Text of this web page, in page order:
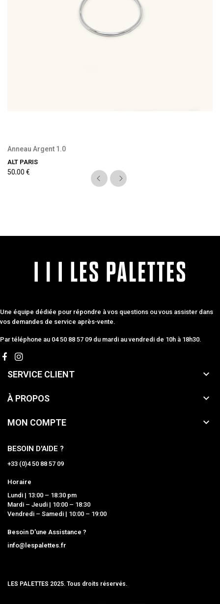
Anneau Argent 1.0
ALT PARIS
50,00 €
Une équipe dédiée pour répondre à vos questions ou vous assister dans
vos demandes de service après-vente.
Par téléphone au 04 50 88 57 09 du mardi au vendredi de 10h à 18h30.
SERVICE CLIENT 
À PROPOS 
MON COMPTE 
BESOIN D'AIDE ?
+33 (0)4 50 88 57 09
Horaire
Lundi | 13:00 – 18:30 pm
Mardi – Jeudi | 10:00 – 18:30
Vendredi – Samedi | 10:00 – 19:00
Besoin D'une Assistance ?
info@lespalettes.fr
LES PALETTES 2025. Tous droits réservés.